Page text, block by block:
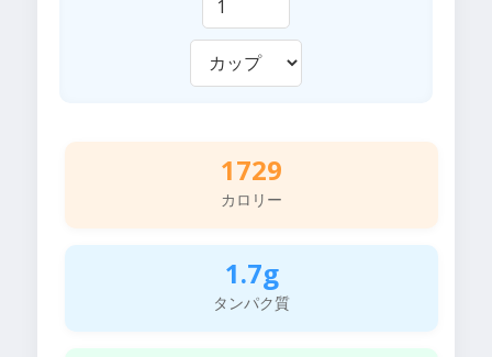
1729
カロリー
1.7g
タンパク質